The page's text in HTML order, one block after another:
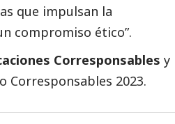
que impulsan la
compromiso ético”.
Corresponsables y
Corresponsables 2023.